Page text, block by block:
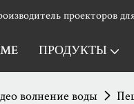
проекторов
ПРОДУКТЫ
волнение воды